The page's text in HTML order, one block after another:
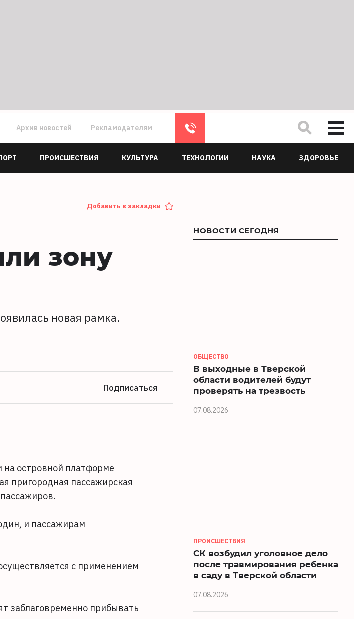
Архив новостей Рекламодателям
ПРОИСШЕСТВИЯ КУЛЬТУРА ТЕХНОЛОГИИ НАУКА ЗДОРОВЬЕ
Добавить в закладки
зону
новая рамка.
Подписаться
островной платформе
пригородная пассажирская
и пассажирам
с применением
заблаговременно прибывать
НОВОСТИ СЕГОДНЯ
ОБЩЕСТВО
В выходные в Тверской
области водителей будут
проверять на трезвость
07.08.2026
ПРОИСШЕСТВИЯ
СК возбудил уголовное дело
после травмирования ребенка
в саду в Тверской области
07.08.2026